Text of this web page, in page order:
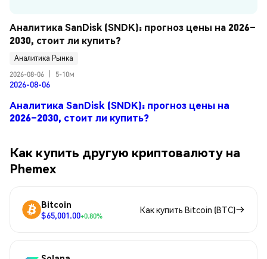
Аналитика SanDisk (SNDK): прогноз цены на 2026–
2030, стоит ли купить?
Аналитика Рынка
2026-08-06
5-10м
2026-08-06
Аналитика SanDisk (SNDK): прогноз цены на
2026–2030, стоит ли купить?
Как купить другую криптовалюту на
Phemex
Bitcoin
$65,001.00+0.80%
Как купить Bitcoin (BTC)